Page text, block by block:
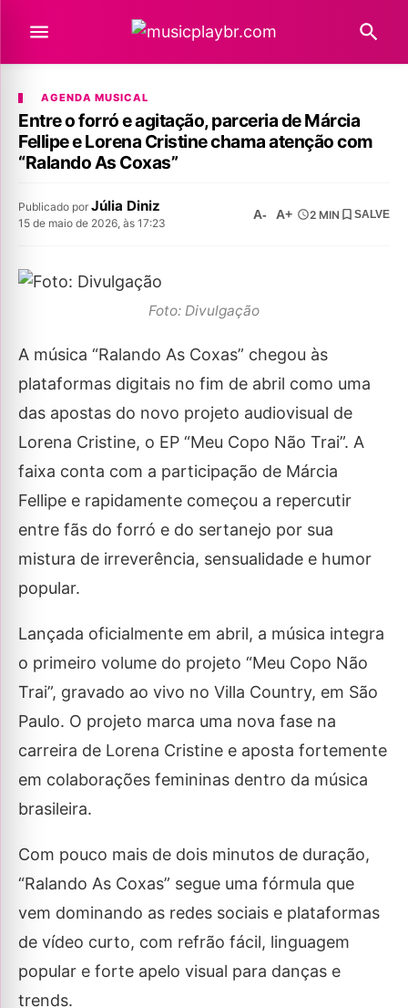
AGENDA MUSICAL
Entre o forró e agitação, parceria de Márcia
Fellipe e Lorena Cristine chama atenção com
“Ralando As Coxas”
Publicado por Júlia Diniz
15 de maio de 2026, às 17:23
A- A+ 2 MIN SALVE
Foto: Divulgação
A música “Ralando As Coxas” chegou às
plataformas digitais no fim de abril como uma
das apostas do novo projeto audiovisual de
Lorena Cristine, o EP “Meu Copo Não Trai”. A
faixa conta com a participação de Márcia
Fellipe e rapidamente começou a repercutir
entre fãs do forró e do sertanejo por sua
mistura de irreverência, sensualidade e humor
popular.
Lançada oficialmente em abril, a música integra
o primeiro volume do projeto “Meu Copo Não
Trai”, gravado ao vivo no Villa Country, em São
Paulo. O projeto marca uma nova fase na
carreira de Lorena Cristine e aposta fortemente
em colaborações femininas dentro da música
brasileira.
Com pouco mais de dois minutos de duração,
“Ralando As Coxas” segue uma fórmula que
vem dominando as redes sociais e plataformas
de vídeo curto, com refrão fácil, linguagem
popular e forte apelo visual para danças e
trends.